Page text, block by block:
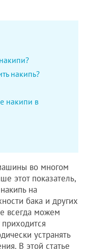
накипь?
накипи в
во многом
этот показатель,
на
бака и других
всегда можем
устранять
В этой статье